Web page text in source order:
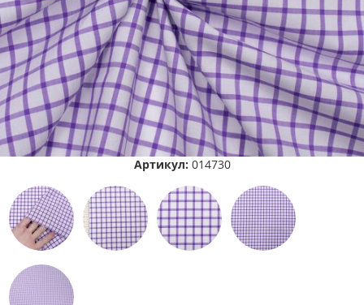
Артикул: 014730